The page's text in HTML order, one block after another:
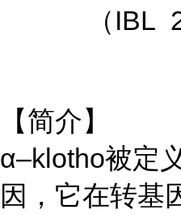
（IBL
【简介】
α–klotho被定
因，它在转基